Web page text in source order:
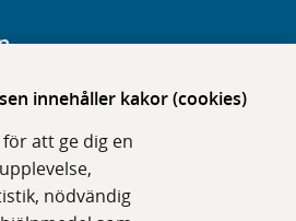
innehåller kakor (cookies)
att ge dig en
nödvändig